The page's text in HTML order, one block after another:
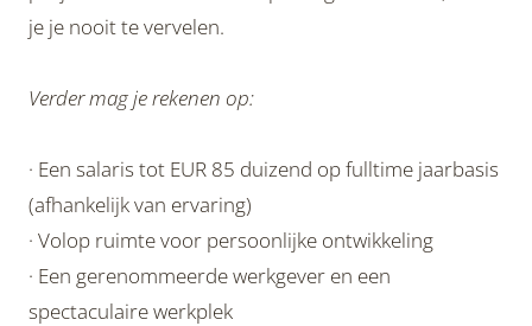
je je nooit te vervelen.
Verder mag je rekenen op:
· Een salaris tot EUR 85 duizend op fulltime jaarbasis
(afhankelijk van ervaring)
· Volop ruimte voor persoonlijke ontwikkeling
· Een gerenommeerde werkgever en een
spectaculaire werkplek